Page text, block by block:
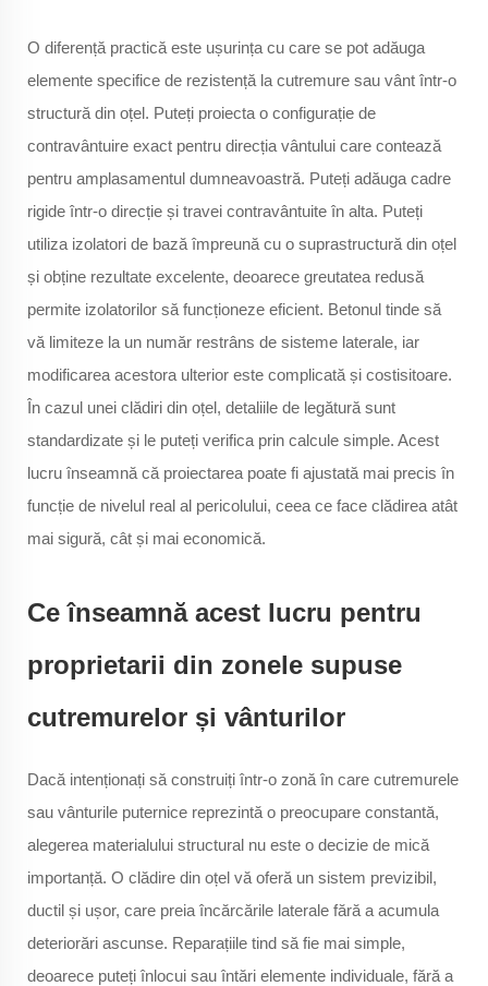
O diferență practică este ușurința cu care se pot adăuga
elemente specifice de rezistență la cutremure sau vânt într-o
structură din oțel. Puteți proiecta o configurație de
contravântuire exact pentru direcția vântului care contează
pentru amplasamentul dumneavoastră. Puteți adăuga cadre
rigide într-o direcție și travei contravântuite în alta. Puteți
utiliza izolatori de bază împreună cu o suprastructură din oțel
și obține rezultate excelente, deoarece greutatea redusă
permite izolatorilor să funcționeze eficient. Betonul tinde să
vă limiteze la un număr restrâns de sisteme laterale, iar
modificarea acestora ulterior este complicată și costisitoare.
În cazul unei clădiri din oțel, detaliile de legătură sunt
standardizate și le puteți verifica prin calcule simple. Acest
lucru înseamnă că proiectarea poate fi ajustată mai precis în
funcție de nivelul real al pericolului, ceea ce face clădirea atât
mai sigură, cât și mai economică.
Ce înseamnă acest lucru pentru
proprietarii din zonele supuse
cutremurelor și vânturilor
Dacă intenționați să construiți într-o zonă în care cutremurele
sau vânturile puternice reprezintă o preocupare constantă,
alegerea materialului structural nu este o decizie de mică
importanță. O clădire din oțel vă oferă un sistem previzibil,
ductil și ușor, care preia încărcările laterale fără a acumula
deteriorări ascunse. Reparațiile tind să fie mai simple,
deoarece puteți înlocui sau întări elemente individuale, fără a